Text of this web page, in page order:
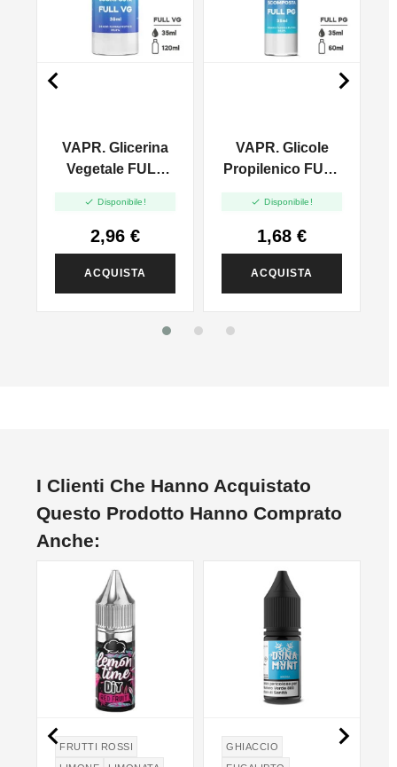
VAPR. Glicerina
Vegetale FULL
120ml
 Disponibile!
2,96 €
ACQUISTA
VAPR. Glicole
Propilenico FULL
 Disponibile!
1,68 €
ACQUISTA
 
I Clienti Che Hanno Acquistato
Questo Prodotto Hanno Comprato
Anche:
FRUTTI ROSSI
GHIACCIO
 